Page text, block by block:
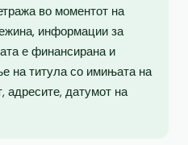
во моментот на
информации за
е финансирана и
на титула со имињата на
адресите, датумот на